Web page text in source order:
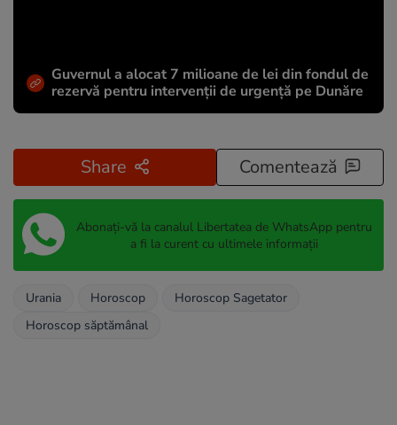
Guvernul a alocat 7 milioane de lei din fondul de
rezervă pentru intervenții de urgență pe Dunăre
Share Comentează
Abonați-vă la canalul Libertatea de WhatsApp pentru
a fi la curent cu ultimele informații
Urania Horoscop
Horoscop Sagetator
Horoscop săptămânal